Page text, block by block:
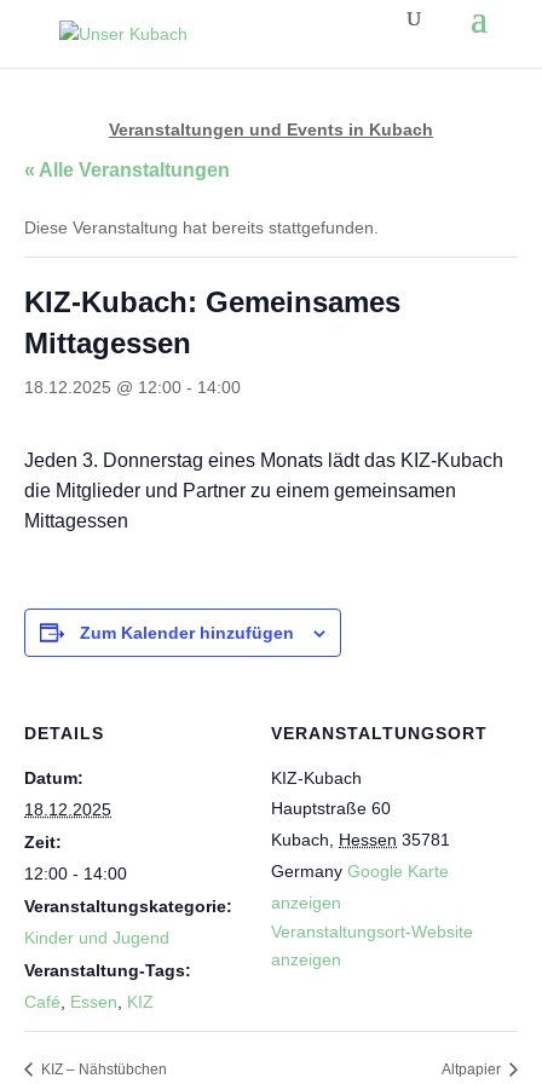
Veranstaltungen und Events in Kubach
« Alle Veranstaltungen
Diese Veranstaltung hat bereits stattgefunden.
KIZ-Kubach: Gemeinsames
Mittagessen
18.12.2025 @ 12:00 - 14:00
Jeden 3. Donnerstag eines Monats lädt das KIZ-Kubach
die Mitglieder und Partner zu einem gemeinsamen
Mittagessen
Zum Kalender hinzufügen
DETAILS
Datum:
18.12.2025
Zeit:
12:00 - 14:00
Veranstaltungskategorie:
Kinder und Jugend
Veranstaltung-Tags:
Café
Essen KIZ
VERANSTALTUNGSORT
KIZ-Kubach
Hauptstraße 60
Kubach
Hessen 35781
Germany Google Karte
anzeigen
Veranstaltungsort-Website
anzeigen
KIZ – Nähstübchen Altpapier